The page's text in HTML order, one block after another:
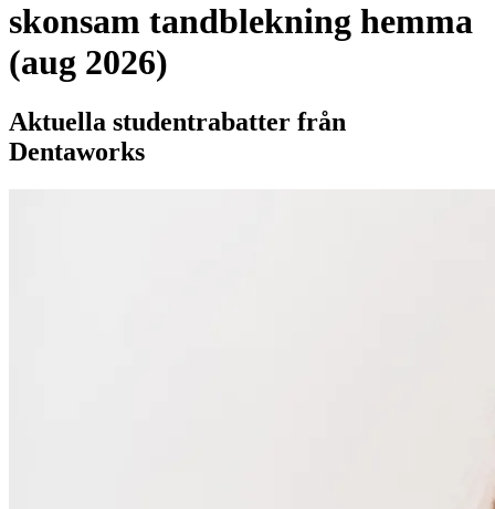
skonsam tandblekning hemma
(aug 2026)
Aktuella studentrabatter från
Dentaworks